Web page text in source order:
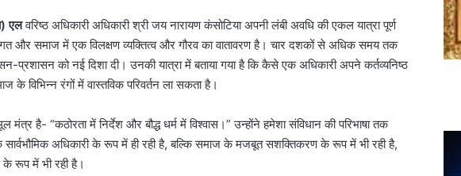
एलवरिष्ठ अधिकारी अधिकारी श्री जय नारायण कंसोटिया अपनी लंबी अवधि की एकल यात्रा पूर्ण
और समाज में एक विलक्षण व्यक्तित्व और गौरव का वातावरण है। चार दशकों से अधिक समय तक
प्रशासन को नई दिशा दी। उनकी यात्रा में बताया गया है कि कैसे एक अधिकारी अपने कर्तव्यनिष्ठ
विभिन्न रंगों में वास्तविक परिवर्तन ला सकता है।
मंत्र है- “कठोरता में निर्देश और बौद्ध धर्म में विश्वास।” उन्होंने हमेशा संविधान की परिभाषा तक
अधिकारी के रूप में ही रही है, बल्कि समाज के मजबूत सशक्तिकरण के रूप में भी रही है,
रूप में भी रही है।